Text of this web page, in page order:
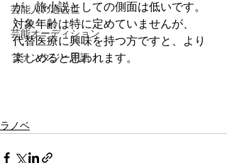
芸能人の過去世
芸能オーディション
ファンタジー用語
が、旅小説としての側面は低いです。
対象年齢は特に定めていませんが、
代替医療に興味を持つ方ですと、より
楽しめると思われます。
ラノベ